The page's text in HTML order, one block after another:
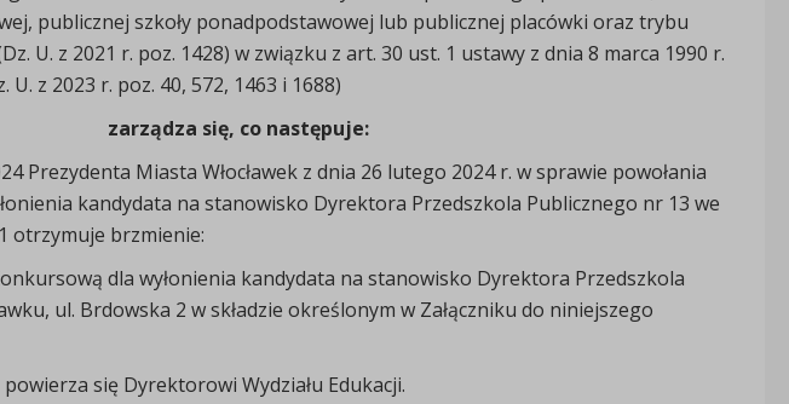
publicznej szkoły ponadpodstawowej lub publicznej placówki oraz trybu
U. z 2021 r. poz. 1428) w związku z art. 30 ust. 1 ustawy z dnia 8 marca 1990 r.
z 2023 r. poz. 40, 572, 1463 i 1688)
zarządza się, co następuje:
Prezydenta Miasta Włocławek z dnia 26 lutego 2024 r. w sprawie powołania
kandydata na stanowisko Dyrektora Przedszkola Publicznego nr 13 we
otrzymuje brzmienie:
dla wyłonienia kandydata na stanowisko Dyrektora Przedszkola
ul. Brdowska 2 w składzie określonym w Załączniku do niniejszego
się Dyrektorowi Wydziału Edukacji.